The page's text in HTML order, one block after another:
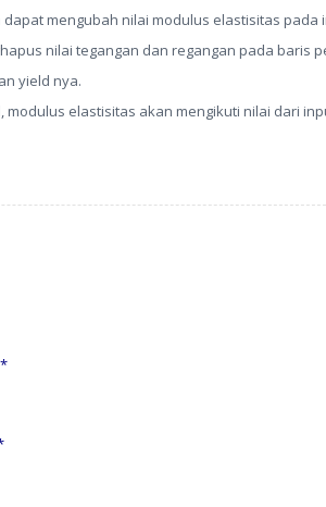
mengubah nilai modulus elastisitas
nilai tegangan dan regangan pada
yield nya.
modulus elastisitas akan mengikuti nilai dari
*